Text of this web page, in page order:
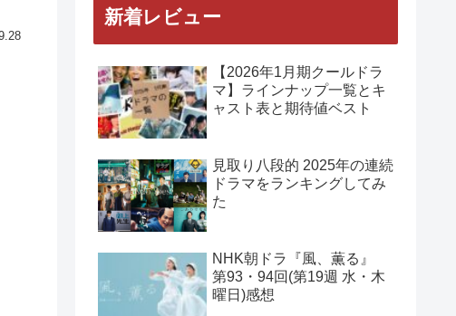
新着レビュー
【2026年1月期クールドラ
マ】ラインナップ一覧とキ
ャスト表と期待値ベスト
見取り八段的 2025年の連続
ドラマをランキングしてみ
た
NHK朝ドラ『風、薫る』
第93・94回(第19週 水・木
曜日)感想